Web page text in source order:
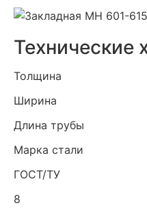
Технические
Толщина
Ширина
Длина трубы
Марка стали
ГОСТ/ТУ
8